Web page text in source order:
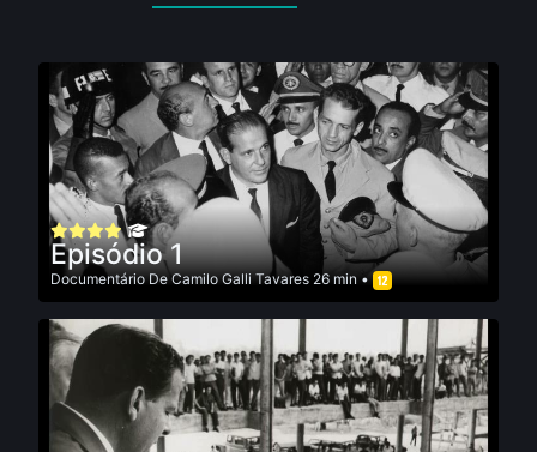
Episódio 1
DocumentárioDeCamilo Galli Tavares 26 min •